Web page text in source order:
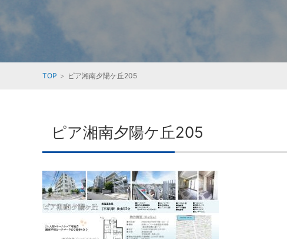
TOP ピア湘南夕陽ケ丘205
ピア湘南夕陽ケ丘205